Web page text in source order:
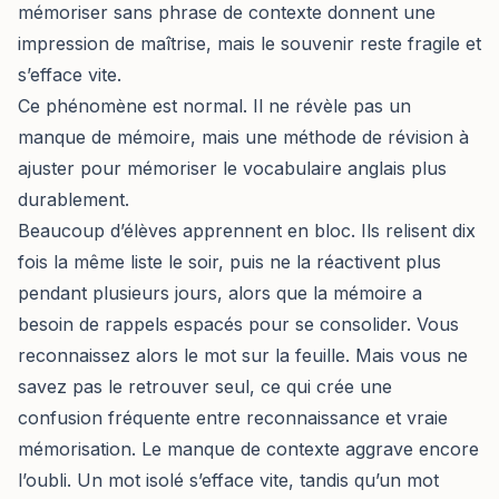
mémoriser sans phrase de contexte donnent une
impression de maîtrise, mais le souvenir reste fragile et
s’efface vite.
Ce phénomène est normal. Il ne révèle pas un
manque de mémoire, mais une méthode de révision à
ajuster pour mémoriser le vocabulaire anglais plus
durablement.
Beaucoup d’élèves apprennent en bloc. Ils relisent dix
fois la même liste le soir, puis ne la réactivent plus
pendant plusieurs jours, alors que la mémoire a
besoin de rappels espacés pour se consolider. Vous
reconnaissez alors le mot sur la feuille. Mais vous ne
savez pas le retrouver seul, ce qui crée une
confusion fréquente entre reconnaissance et vraie
mémorisation. Le manque de contexte aggrave encore
l’oubli. Un mot isolé s’efface vite, tandis qu’un mot